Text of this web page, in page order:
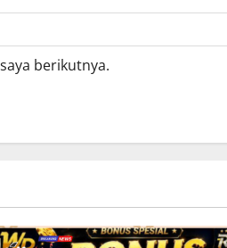
berikutnya.